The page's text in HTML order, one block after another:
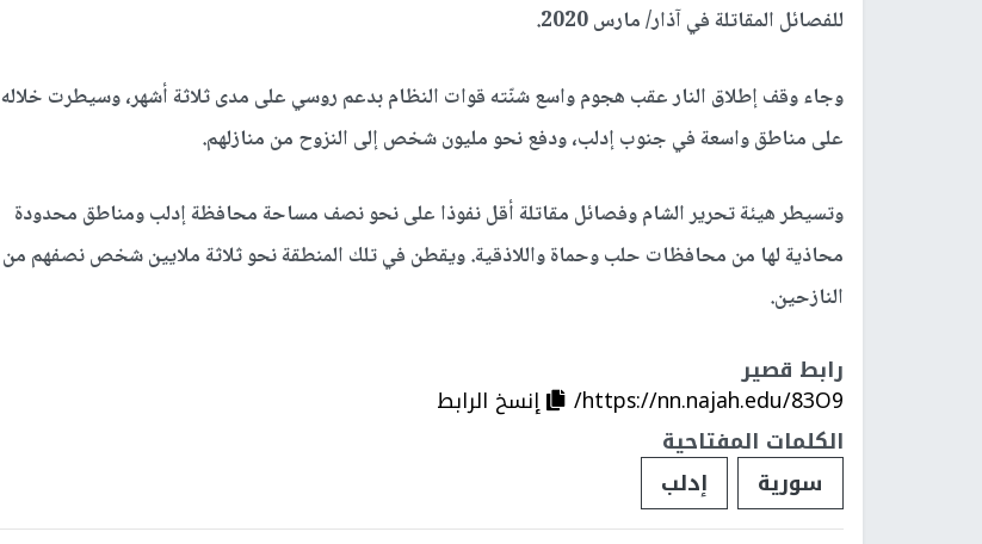
للفصائل المقاتلة في آذار/ مارس 2020.
وجاء وقف إطلاق النار عقب هجوم واسع شنّته قوات النظام بدعم روسي على مدى ثلاثة أشهر، وسيطرت خلاله
على مناطق واسعة في جنوب إدلب، ودفع نحو مليون شخص إلى النزوح من منازلهم.
وتسيطر هيئة تحرير الشام وفصائل مقاتلة أقل نفوذا على نحو نصف مساحة محافظة إدلب ومناطق محدودة
محاذية لها من محافظات حلب وحماة واللاذقية. ويقطن في تلك المنطقة نحو ثلاثة ملايين شخص نصفهم من
النازحين.
رابط قصير
https://nn.najah.edu/83O9/
إنسخ الرابط
الكلمات المفتاحية
سورية
إدلب